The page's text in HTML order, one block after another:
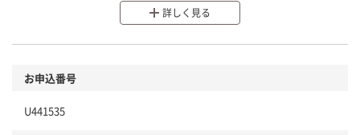
分別・リサイクルしやすい設計
商品
本体
詳しく見る
お申込番号
U441535